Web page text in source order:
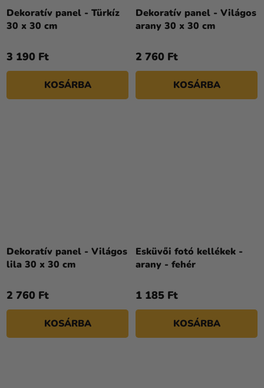
Dekoratív panel - Türkíz
30 x 30 cm
3 190 Ft
KOSÁRBA
Dekoratív panel - Világos
arany 30 x 30 cm
2 760 Ft
KOSÁRBA
Dekoratív panel - Világos
lila 30 x 30 cm
2 760 Ft
KOSÁRBA
Esküvői fotó kellékek -
arany - fehér
1 185 Ft
KOSÁRBA